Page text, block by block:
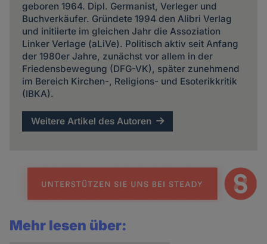
geboren 1964. Dipl. Germanist, Verleger und
Buchverkäufer. Gründete 1994 den Alibri Verlag
und initiierte im gleichen Jahr die Assoziation
Linker Verlage (aLiVe). Politisch aktiv seit Anfang
der 1980er Jahre, zu­nächst vor allem in der
Friedens­bewegung (DFG-VK), später zu­nehmend
im Bereich Kirchen-, Religions- und Esoterik­kritik
(IBKA).
Weitere Artikel des Autoren
Mehr lesen über: